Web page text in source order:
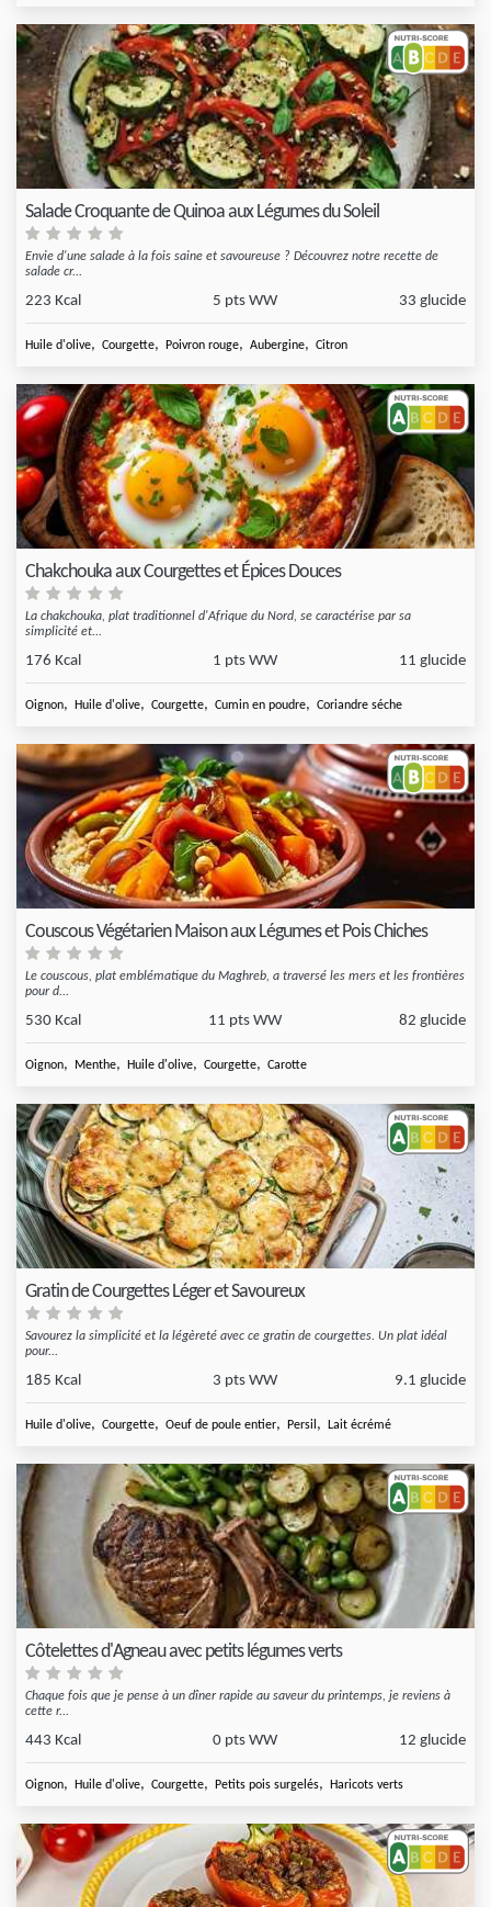
Salade Croquante de Quinoa aux Légumes du Soleil
Envie d'une salade à la fois saine et savoureuse ? Découvrez notre recette de
salade cr...
223 Kcal 5 pts WW 33 glucide
Huile d'olive, Courgette, Poivron rouge, Aubergine, Citron
Chakchouka aux Courgettes et Épices Douces
La chakchouka, plat traditionnel d'Afrique du Nord, se caractérise par sa
simplicité et...
176 Kcal 1 pts WW 11 glucide
Oignon, Huile d'olive, Courgette, Cumin en poudre, Coriandre séche
Couscous Végétarien Maison aux Légumes et Pois Chiches
Le couscous, plat emblématique du Maghreb, a traversé les mers et les frontières
pour d...
530 Kcal 11 pts WW 82 glucide
Oignon, Menthe, Huile d'olive, Courgette, Carotte
Gratin de Courgettes Léger et Savoureux
Savourez la simplicité et la légèreté avec ce gratin de courgettes. Un plat idéal
pour...
185 Kcal 3 pts WW 9.1 glucide
Huile d'olive, Courgette, Oeuf de poule entier, Persil , Lait écrémé
Côtelettes d'Agneau avec petits légumes verts
Chaque fois que je pense à un dîner rapide au saveur du printemps, je reviens à
cette r...
443 Kcal 0 pts WW 12 glucide
Oignon, Huile d'olive, Courgette, Petits pois surgelés, Haricots verts